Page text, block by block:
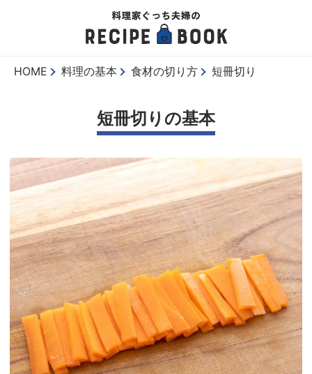
HOME 料理の基本 食材の切り方 短冊切り
短冊切りの基本